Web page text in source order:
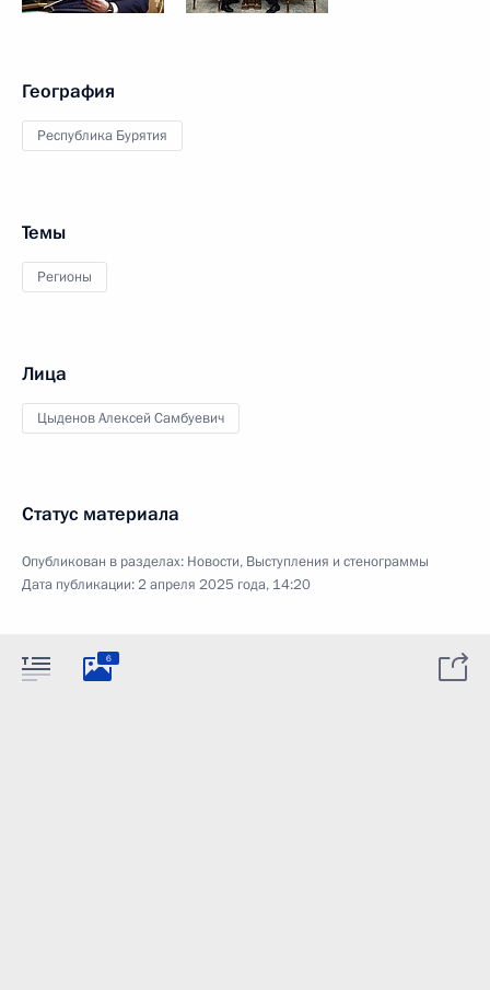
География
Республика Бурятия
Темы
Регионы
Лица
Цыденов Алексей Самбуевич
Статус материала
Опубликован в разделах: Новости, Выступления и стенограммы
Дата публикации:2 апреля 2025 года, 14:20
6